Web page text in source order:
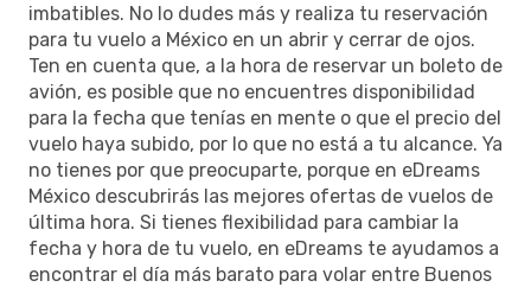
imbatibles. No lo dudes más y realiza tu reservación
para tu vuelo a México en un abrir y cerrar de ojos.
Ten en cuenta que, a la hora de reservar un boleto de
avión, es posible que no encuentres disponibilidad
para la fecha que tenías en mente o que el precio del
vuelo haya subido, por lo que no está a tu alcance. Ya
no tienes por que preocuparte, porque en eDreams
México descubrirás las mejores ofertas de vuelos de
última hora. Si tienes flexibilidad para cambiar la
fecha y hora de tu vuelo, en eDreams te ayudamos a
encontrar el día más barato para volar entre Buenos